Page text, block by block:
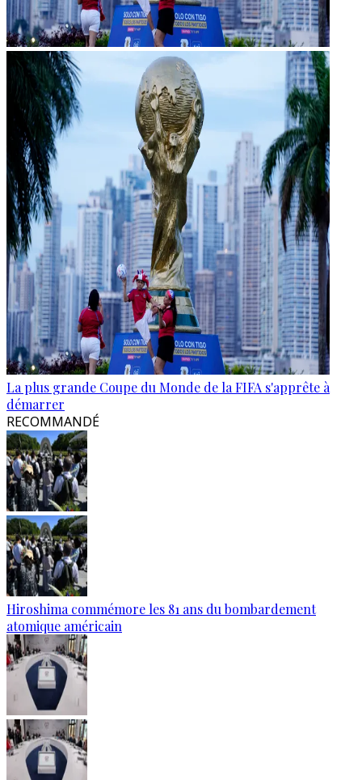
La plus grande Coupe du Monde de la FIFA s'apprête à
démarrer
RECOMMANDÉ
Hiroshima commémore les 81 ans du bombardement
atomique américain